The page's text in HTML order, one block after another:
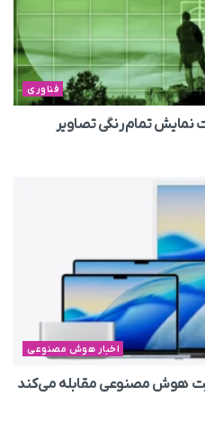
فناوری
تمام‌رنگی تصاویر
اخبار هوش مصنوعی
هوش مصنوعی مقابله می‌کند